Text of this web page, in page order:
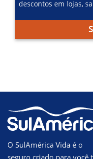
descontos em lojas,
O SulAmérica Vida é o
seguro criado para você